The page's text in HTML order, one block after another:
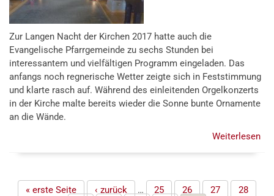
Zur Langen Nacht der Kirchen 2017 hatte auch die
Evangelische Pfarrgemeinde zu sechs Stunden bei
interessantem und vielfältigen Programm eingeladen. Das
anfangs noch regnerische Wetter zeigte sich in Feststimmung
und klarte rasch auf. Während des einleitenden Orgelkonzerts
in der Kirche malte bereits wieder die Sonne bunte Ornamente
an die Wände.
Weiterlesen
Seiten
« erste Seite ‹ zurück … 25 26 27
28